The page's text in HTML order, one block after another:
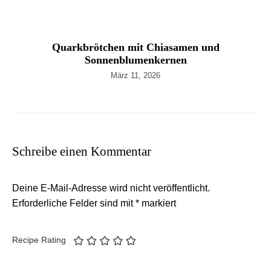
Quarkbrötchen mit Chiasamen und
Sonnenblumenkernen
März 11, 2026
Schreibe einen Kommentar
Deine E-Mail-Adresse wird nicht veröffentlicht.
Erforderliche Felder sind mit* markiert
Recipe Rating